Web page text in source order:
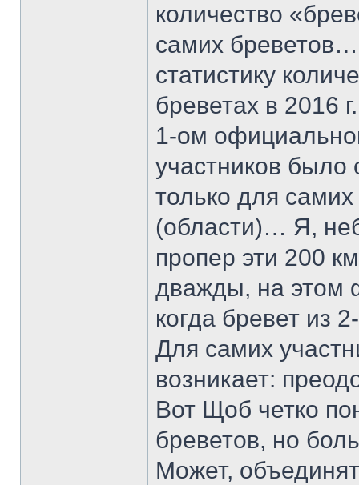
количество
самих
статистику
бреветах в 2016
1-ом
участников было
только для
(области)… Я,
пропер эти 200
дважды, на
когда бревет из
Для самих
возникает:
Вот Щоб четко
бреветов, но
Может,